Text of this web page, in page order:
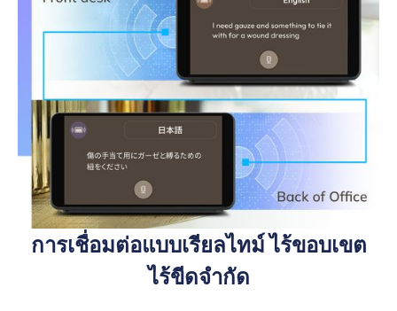
การเชื่อมต่อแบบเรียลไทม์ ไร้ขอบเขต
ไร้ขีดจำกัด